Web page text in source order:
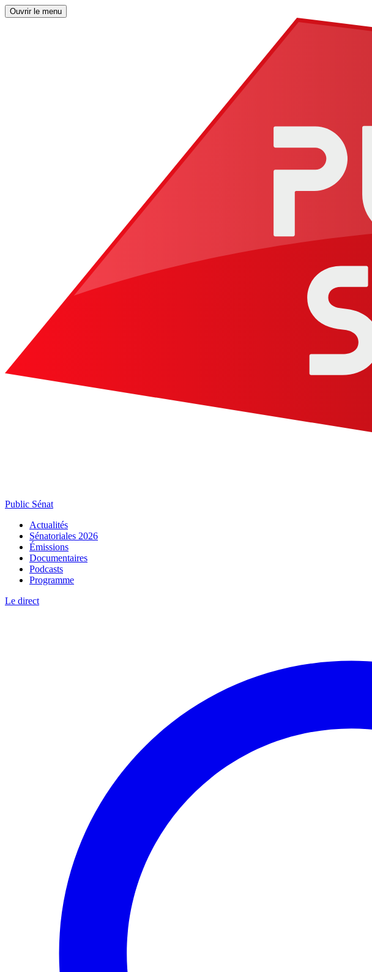
Ouvrir le menu
Public Sénat
Actualités
Sénatoriales 2026
Émissions
Documentaires
Podcasts
Programme
Le direct